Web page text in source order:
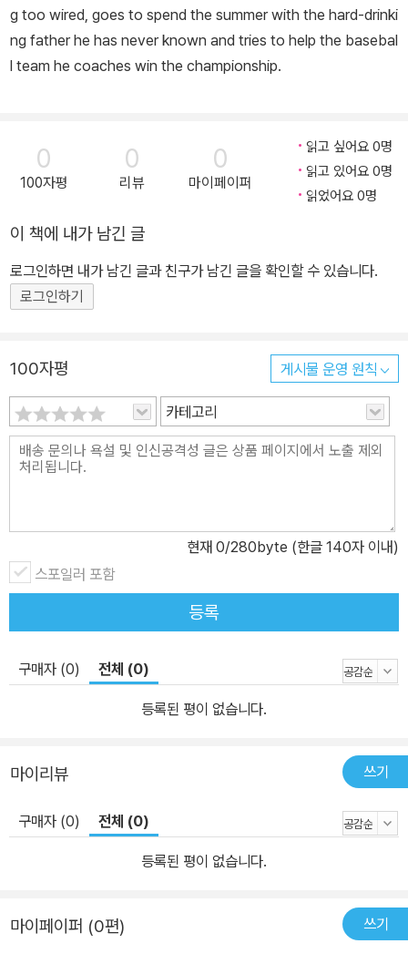
g too wired, goes to spend the summer with the hard-drinki
ng father he has never known and tries to help the basebal
l team he coaches win the championship.
0
100자평
0
리뷰
0
마이페이퍼
읽고 싶어요 0명
읽고 있어요 0명
읽었어요 0명
이 책에 내가 남긴 글
로그인하면 내가 남긴 글과 친구가 남긴 글을 확인할 수 있습니다.
로그인하기
100자평 게시물 운영 원칙
카테고리
현재 0/280byte (한글 140자 이내)
스포일러 포함
등록
구매자 (0) 전체 (0)
등록된 평이 없습니다.
마이리뷰 쓰기
구매자 (0) 전체 (0)
등록된 평이 없습니다.
마이페이퍼 (0편) 쓰기